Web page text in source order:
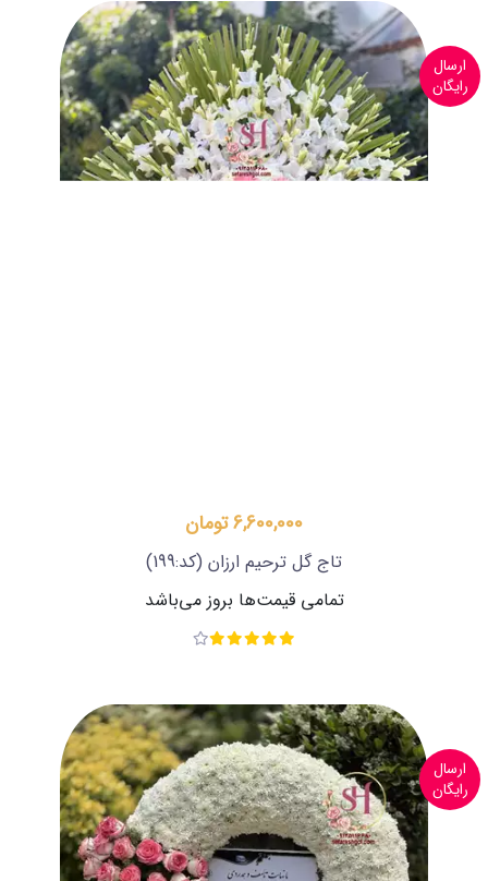
ارسال
رایگان
6,600,000 تومان
تاج گل ترحیم ارزان (کد:199)
تمامی قیمت‌ها بروز می‌باشد
ارسال
رایگان